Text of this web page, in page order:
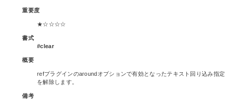
重要度
★☆☆☆☆
書式
#clear
概要
refプラグインのaroundオプションで有効となったテキスト回り込み指定
を解除します。
備考